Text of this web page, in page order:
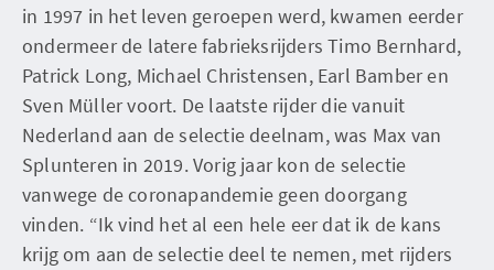
in 1997 in het leven geroepen werd, kwamen eerder
ondermeer de latere fabrieksrijders Timo Bernhard,
Patrick Long, Michael Christensen, Earl Bamber en
Sven Müller voort. De laatste rijder die vanuit
Nederland aan de selectie deelnam, was Max van
Splunteren in 2019. Vorig jaar kon de selectie
vanwege de coronapandemie geen doorgang
vinden. “Ik vind het al een hele eer dat ik de kans
krijg om aan de selectie deel te nemen, met rijders